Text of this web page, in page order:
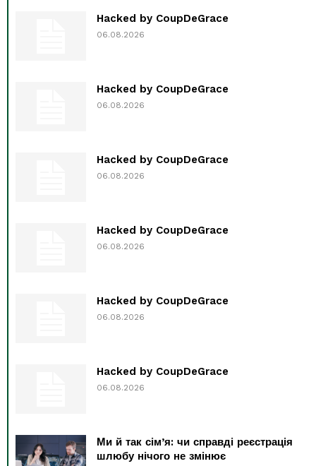
Hacked by CoupDeGrace
06.08.2026
Hacked by CoupDeGrace
06.08.2026
Hacked by CoupDeGrace
06.08.2026
Hacked by CoupDeGrace
06.08.2026
Hacked by CoupDeGrace
06.08.2026
Hacked by CoupDeGrace
06.08.2026
Ми й так сім’я: чи справді реєстрація
шлюбу нічого не змінює